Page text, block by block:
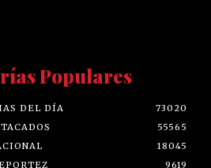
Populares
DEL DÍA
73020
55565
18045
9619